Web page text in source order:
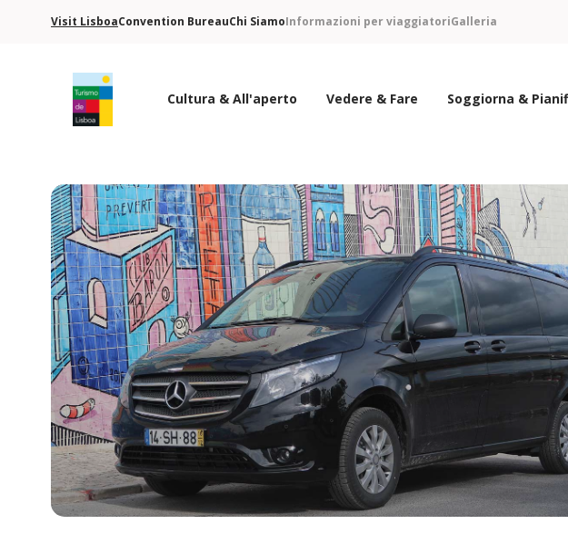
Visit LisboaConvention BureauChi SiamoInformazioni per viaggiatoriGalleria
Cultura & All'aperto Vedere & Fare Soggiorna &